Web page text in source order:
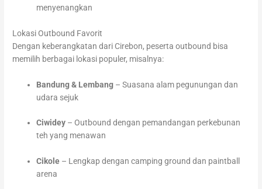
menyenangkan
Lokasi Outbound Favorit
Dengan keberangkatan dari Cirebon, peserta outbound bisa
memilih berbagai lokasi populer, misalnya:
Bandung & Lembang – Suasana alam pegunungan dan
udara sejuk
Ciwidey – Outbound dengan pemandangan perkebunan
teh yang menawan
Cikole – Lengkap dengan camping ground dan paintball
arena